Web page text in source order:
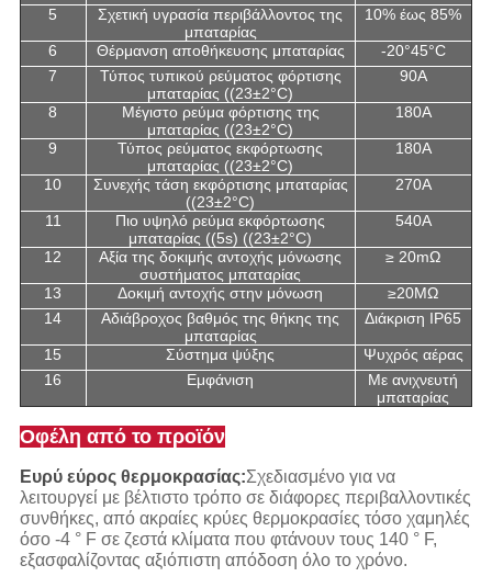
5
Σχετική υγρασία περιβάλλοντος της
μπαταρίας
10% έως 85%
6 Θέρμανση αποθήκευσης μπαταρίας
-20°45°C
7
Τύπος τυπικού ρεύματος φόρτισης
μπαταρίας ((23±2°C)
90A
8
Μέγιστο ρεύμα φόρτισης της
μπαταρίας ((23±2°C)
180A
9
Τύπος ρεύματος εκφόρτωσης
μπαταρίας ((23±2°C)
180A
10
Συνεχής τάση εκφόρτισης μπαταρίας
((23±2°C)
270A
11
Πιο υψηλό ρεύμα εκφόρτωσης
μπαταρίας ((5s) ((23±2°C)
540Α
12
Αξία της δοκιμής αντοχής μόνωσης
συστήματος μπαταρίας
≥ 20mΩ
13 Δοκιμή αντοχής στην μόνωση
≥20MΩ
14
Αδιάβροχος βαθμός της θήκης της
μπαταρίας
Διάκριση IP65
15 Σύστημα ψύξης
Ψυχρός αέρας
16
Εμφάνιση
Με ανιχνευτή
μπαταρίας
Οφέλη από το προϊόν
Ευρύ εύρος θερμοκρασίας:Σχεδιασμένο για να
λειτουργεί με βέλτιστο τρόπο σε διάφορες περιβαλλοντικές
συνθήκες, από ακραίες κρύες θερμοκρασίες τόσο χαμηλές
όσο -4 ° F σε ζεστά κλίματα που φτάνουν τους 140 ° F,
εξασφαλίζοντας αξιόπιστη απόδοση όλο το χρόνο.